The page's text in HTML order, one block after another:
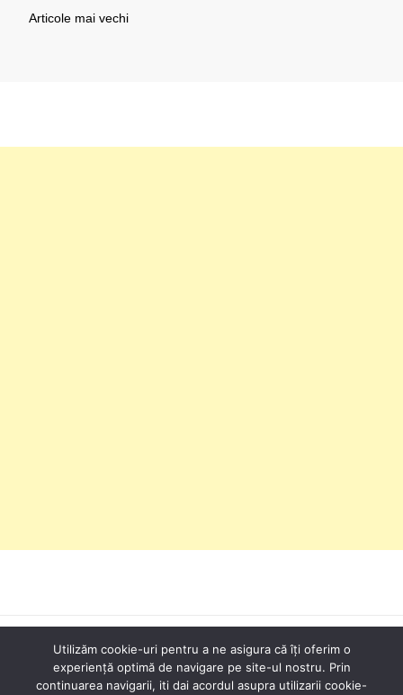
Navigare
Articole mai vechi
RSS NOUTATI SITEMAP DESPRE MINE
FACEBOOK
INSTAGRAM
PINTEREST
ABONARE LA RSS
PRIVACE POLICY
Utilizăm cookie-uri pentru a ne asigura că îți oferim o
experiență optimă de navigare pe site-ul nostru. Prin
continuarea navigarii, iti dai acordul asupra utilizarii cookie-